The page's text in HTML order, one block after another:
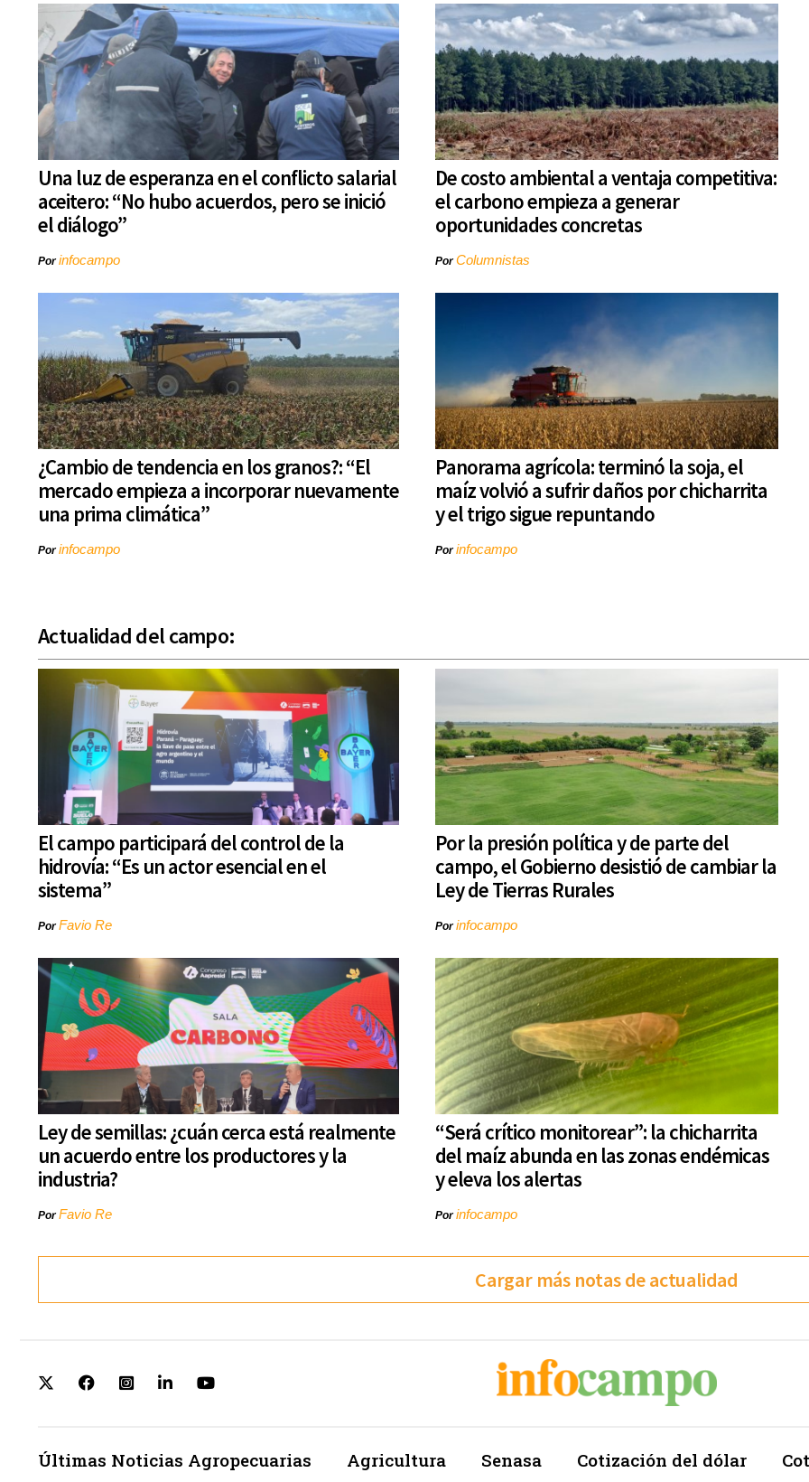
Una luz de esperanza en el conflicto salarial
aceitero: “No hubo acuerdos, pero se inició
el diálogo”
Porinfocampo
De costo ambiental a ventaja competitiva:
el carbono empieza a generar
oportunidades concretas
PorColumnistas
¿Cambio de tendencia en los granos?: “El
mercado empieza a incorporar nuevamente
una prima climática”
Porinfocampo
Panorama agrícola: terminó la soja, el
maíz volvió a sufrir daños por chicharrita
y el trigo sigue repuntando
Porinfocampo
Actualidad del campo:
El campo participará del control de la
hidrovía: “Es un actor esencial en el
sistema”
PorFavio Re
Por la presión política y de parte del
campo, el Gobierno desistió de cambiar la
Ley de Tierras Rurales
Porinfocampo
Ley de semillas: ¿cuán cerca está realmente
un acuerdo entre los productores y la
industria?
PorFavio Re
“Será crítico monitorear”: la chicharrita
del maíz abunda en las zonas endémicas
y eleva los alertas
Porinfocampo
Cargar más notas de actualidad
Últimas Noticias Agropecuarias Agricultura Senasa Cotización del dólar